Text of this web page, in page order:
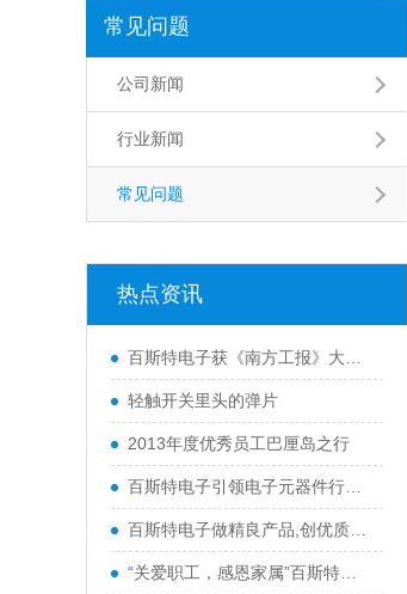
常见问题
公司新闻
行业新闻
常见问题
热点资讯
百斯特电子获《南方工报》大篇幅报
轻触开关里头的弹片
2013年度优秀员工巴厘岛之行
百斯特电子引领电子元器件行业,产品
百斯特电子做精良产品,创优质品牌
“关爱职工，感恩家属”百斯特优秀